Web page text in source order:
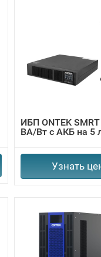
ИБП ONTEK
ВА/Вт с АКБ на 5
Узнать